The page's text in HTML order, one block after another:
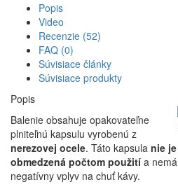
Popis
Video
Recenzie (52)
FAQ (0)
Súvisiace články
Súvisiace produkty
Popis
Balenie obsahuje opakovateľne
plniteľnú kapsulu vyrobenú z
nerezovej ocele. Táto kapsula nie je
obmedzená počtom použití a nemá
negatívny vplyv na chuť kávy.